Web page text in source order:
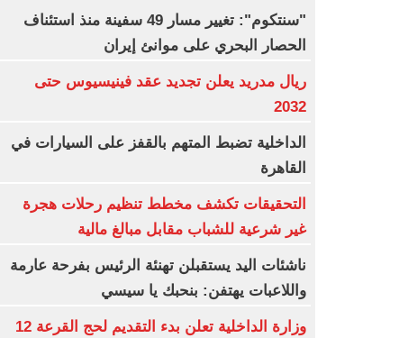
"سنتكوم": تغيير مسار 49 سفينة منذ استئناف
الحصار البحري على موانئ إيران
ريال مدريد يعلن تجديد عقد فينيسيوس حتى
2032
الداخلية تضبط المتهم بالقفز على السيارات في
القاهرة
التحقيقات تكشف مخطط تنظيم رحلات هجرة
غير شرعية للشباب مقابل مبالغ مالية
ناشئات اليد يستقبلن تهنئة الرئيس بفرحة عارمة
واللاعبات يهتفن: بنحبك يا سيسي
وزارة الداخلية تعلن بدء التقديم لحج القرعة 12